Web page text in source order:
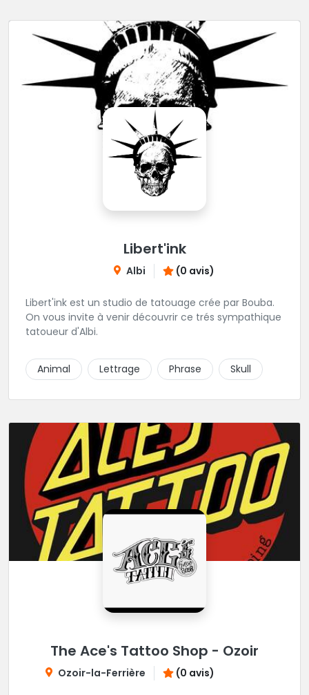
Libert'ink
Albi (0 avis)
Libert'ink est un studio de tatouage crée par Bouba.
On vous invite à venir découvrir ce trés sympathique
tatoueur d'Albi.
Animal Lettrage Phrase Skull
The Ace's Tattoo Shop - Ozoir
Ozoir-la-Ferrière (0 avis)